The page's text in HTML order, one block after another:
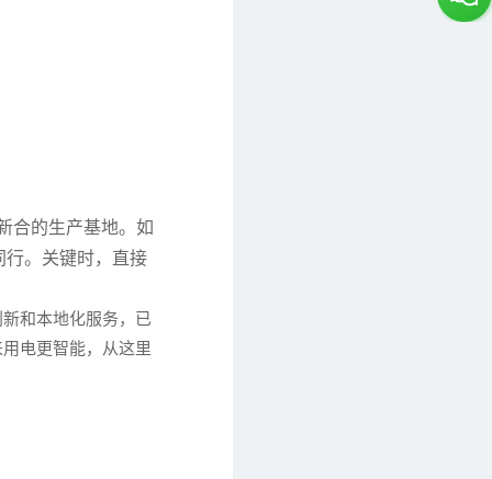
合的生产基地。如
行。关键时，直接
和本地化服务，已
电更智能，从这里